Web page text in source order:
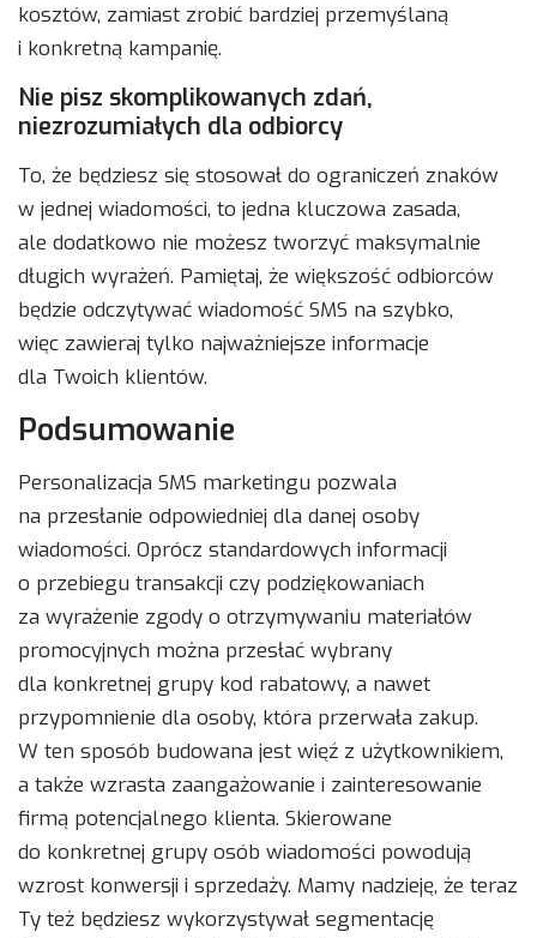
kosztów, zamiast zrobić bardziej przemyślaną
i konkretną kampanię.
Nie pisz skomplikowanych zdań,
niezrozumiałych dla odbiorcy
To, że będziesz się stosował do ograniczeń znaków
w jednej wiadomości, to jedna kluczowa zasada,
ale dodatkowo nie możesz tworzyć maksymalnie
długich wyrażeń. Pamiętaj, że większość odbiorców
będzie odczytywać wiadomość SMS na szybko,
więc zawieraj tylko najważniejsze informacje
dla Twoich klientów.
Podsumowanie
Personalizacja SMS marketingu pozwala
na przesłanie odpowiedniej dla danej osoby
wiadomości. Oprócz standardowych informacji
o przebiegu transakcji czy podziękowaniach
za wyrażenie zgody o otrzymywaniu materiałów
promocyjnych można przesłać wybrany
dla konkretnej grupy kod rabatowy, a nawet
przypomnienie dla osoby, która przerwała zakup.
W ten sposób budowana jest więź z użytkownikiem,
a także wzrasta zaangażowanie i zainteresowanie
firmą potencjalnego klienta. Skierowane
do konkretnej grupy osób wiadomości powodują
wzrost konwersji i sprzedaży. Mamy nadzieję, że teraz
Ty też będziesz wykorzystywał segmentację